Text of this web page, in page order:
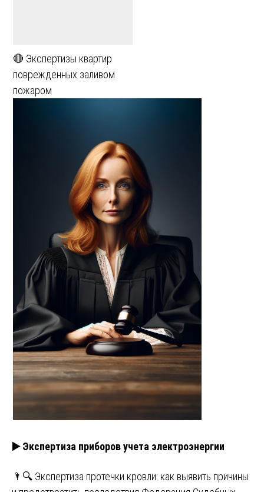
🔴 Экспертизы квартир
поврежденных заливом
пожаром
▶️ Экспертиза приборов учета электроэнергии
🌂🔍 Экспертиза протечки кровли: как выявить причины